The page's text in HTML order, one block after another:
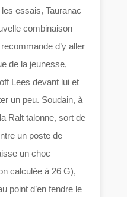
essais, Tauranac
combinaison
d’y aller
de la jeunesse,
Lees devant lui et
un peu. Soudain, à
Ralt talonne, sort de
un poste de
un choc
calculée à 26 G),
point d’en fendre le